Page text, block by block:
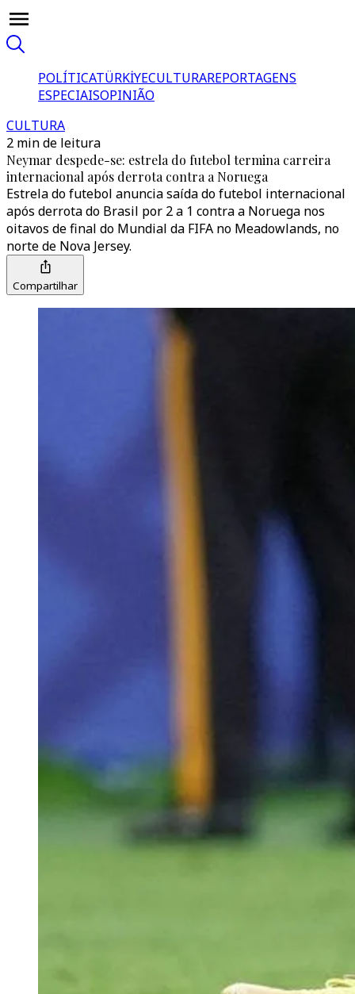
POLÍTICATÜRKİYECULTURAREPORTAGENS
ESPECIAISOPINIÃO
CULTURA
2 min de leitura
Neymar despede-se: estrela do futebol termina carreira
internacional após derrota contra a Noruega
Estrela do futebol anuncia saída do futebol internacional
após derrota do Brasil por 2 a 1 contra a Noruega nos
oitavos de final do Mundial da FIFA no Meadowlands, no
norte de Nova Jersey.
Compartilhar